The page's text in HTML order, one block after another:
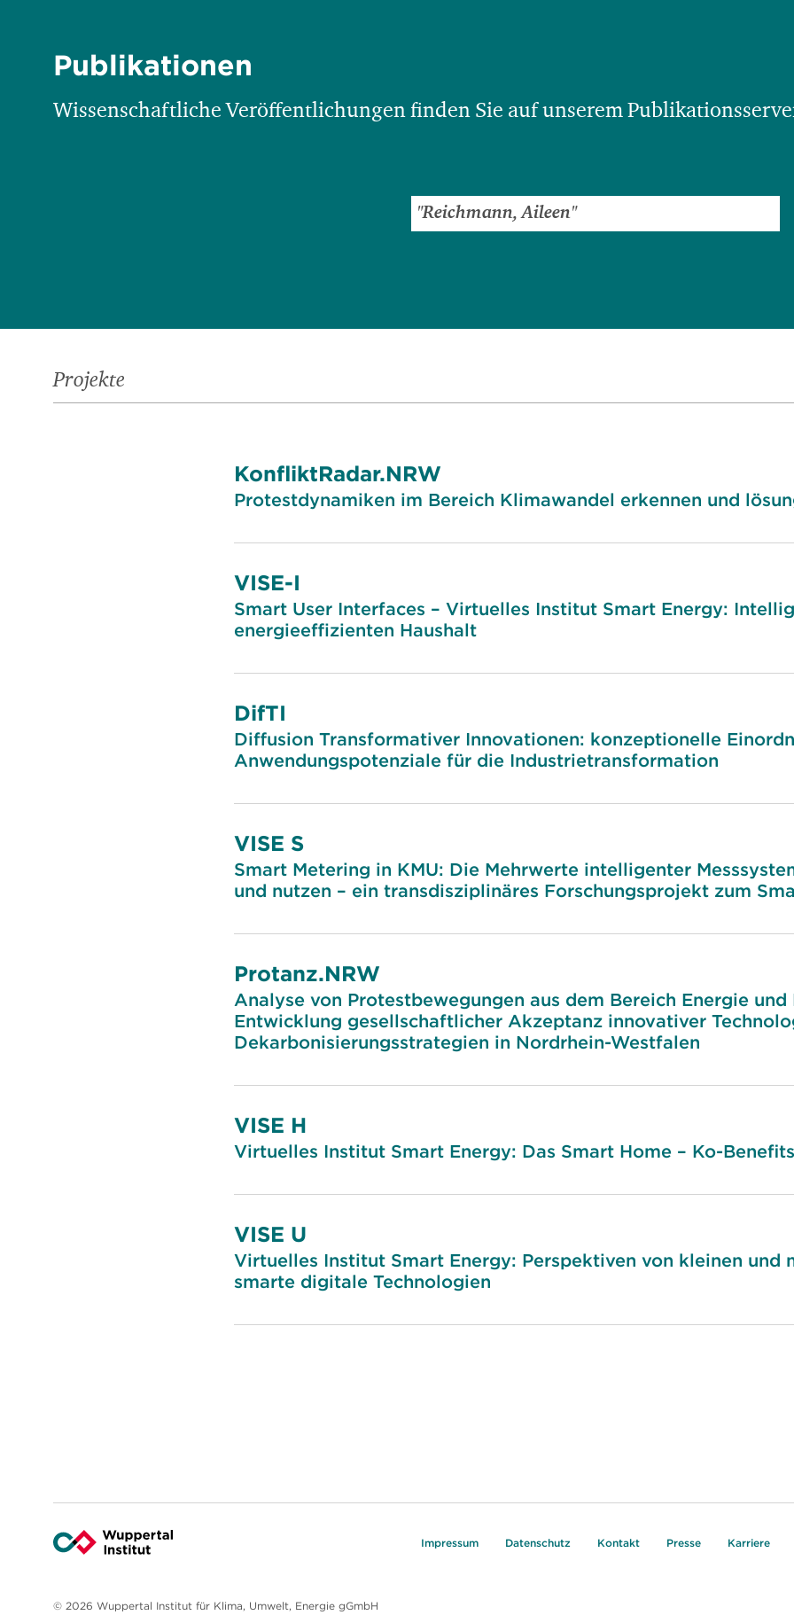
Publikationen
Wissenschaftliche Veröffentlichungen finden Sie auf unserem
Projekte
KonfliktRadar.NRW
Protestdynamiken im Bereich Klimawandel erkennen und
VISE-I
Smart User Interfaces – Virtuelles Institut Smart Energy:
energieeffizienten Haushalt
DifTI
Diffusion Transformativer Innovationen: konzeptionelle
Anwendungspotenziale für die Industrietransformation
VISE S
Smart Metering in KMU: Die Mehrwerte intelligenter
und nutzen – ein transdisziplinäres Forschungsprojekt zum
Protanz.NRW
Analyse von Protestbewegungen aus dem Bereich Energie
Entwicklung gesellschaftlicher Akzeptanz innovativer
Dekarbonisierungsstrategien in Nordrhein-Westfalen
VISE H
Virtuelles Institut Smart Energy: Das Smart Home – Ko-
VISE U
Virtuelles Institut Smart Energy: Perspektiven von kleinen und
smarte digitale Technologien
Impressum Datenschutz Kontakt Presse Karriere
© 2026 Wuppertal Institut für Klima, Umwelt, Energie gGmbH